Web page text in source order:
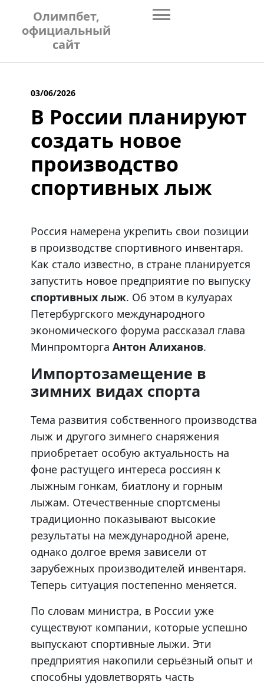
content
Олимпбет,
официальный
сайт
03/06/2026
В России планируют
создать новое
производство
спортивных лыж
Россия намерена укрепить свои позиции
в производстве спортивного инвентаря.
Как стало известно, в стране планируется
запустить новое предприятие по выпуску
спортивных лыж. Об этом в кулуарах
Петербургского международного
экономического форума рассказал глава
Минпромторга Антон Алиханов.
Импортозамещение в
зимних видах спорта
Тема развития собственного производства
лыж и другого зимнего снаряжения
приобретает особую актуальность на
фоне растущего интереса россиян к
лыжным гонкам, биатлону и горным
лыжам. Отечественные спортсмены
традиционно показывают высокие
результаты на международной арене,
однако долгое время зависели от
зарубежных производителей инвентаря.
Теперь ситуация постепенно меняется.
По словам министра, в России уже
существуют компании, которые успешно
выпускают спортивные лыжи. Эти
предприятия накопили серьёзный опыт и
способны удовлетворять часть